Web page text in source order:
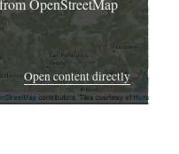
OpenStreetMap
Open content directly